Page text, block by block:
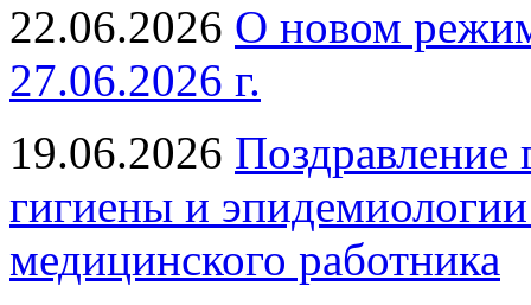
22.06.2026 О новом
27.06.2026 г.
19.06.2026 Поздравление
гигиены и
медицинского работника